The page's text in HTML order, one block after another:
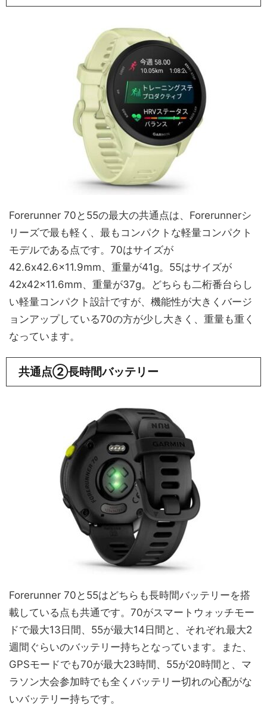
Forerunner 70と55の最大の共通点は、Forerunnerシ
リーズで最も軽く、最もコンパクトな軽量コンパクト
モデルである点です。70はサイズが
42.6x42.6x11.9mm、重量が41g。55はサイズが
42x42x11.6mm、重量が37g。どちらも二桁番台らし
い軽量コンパクト設計ですが、機能性が大きくバージ
ョンアップしている70の方が少し大きく、重量も重く
なっています。
共通点②長時間バッテリー
Forerunner 70と55はどちらも長時間バッテリーを搭
載している点も共通です。70がスマートウォッチモー
ドで最大13日間、55が最大14日間と、それぞれ最大2
週間ぐらいのバッテリー持ちとなっています。また、
GPSモードでも70が最大23時間、55が20時間と、マ
ラソン大会参加時でも全くバッテリー切れの心配がな
いバッテリー持ちです。